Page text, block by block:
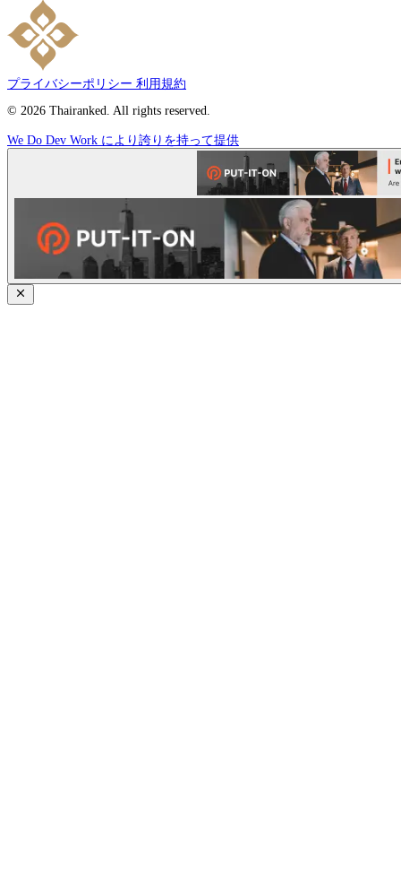
プライバシーポリシー 利用規約
© 2026 Thairanked. All rights reserved.
We Do Dev Work により誇りを持って提供